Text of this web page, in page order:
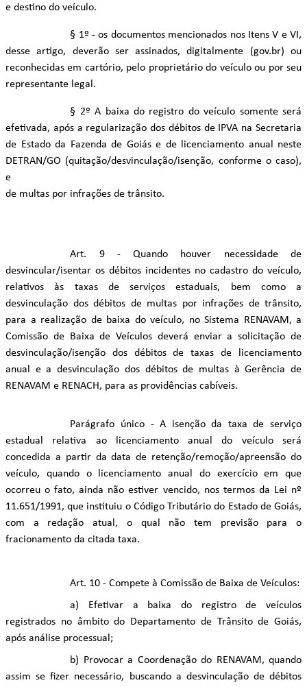
e destino do veículo.
§ 1º - os documentos mencionados nos Itens V e VI,
desse artigo, deverão ser assinados, digitalmente (gov.br) ou
reconhecidas em cartório, pelo proprietário do veículo ou por seu
representante legal.
§ 2º A baixa do registro do veículo somente será
efetivada, após a regularização dos débitos de IPVA na Secretaria
de Estado da Fazenda de Goiás e de licenciamento anual neste
DETRAN/GO (quitação/desvinculação/isenção, conforme o caso),
e
de multas por infrações de trânsito.
Art. 9 - Quando houver necessidade de
desvincular/isentar os débitos incidentes no cadastro do veículo,
relativos às taxas de serviços estaduais, bem como a
desvinculação dos débitos de multas por infrações de trânsito,
para a realização de baixa do veículo, no Sistema RENAVAM, a
Comissão de Baixa de Veículos deverá enviar a solicitação de
desvinculação/isenção dos débitos de taxas de licenciamento
anual e a desvinculação dos débitos de multas à Gerência de
RENAVAM e RENACH, para as providências cabíveis.
Parágrafo único - A isenção da taxa de serviço
estadual relativa ao licenciamento anual do veículo será
concedida a partir da data de retenção/remoção/apreensão do
veículo, quando o licenciamento anual do exercício em que
ocorreu o fato, ainda não estiver vencido, nos termos da Lei nº
11.651/1991, que instituiu o Código Tributário do Estado de Goiás,
com a redação atual, o qual não tem previsão para o
fracionamento da citada taxa.
Art. 10 - Compete à Comissão de Baixa de Veículos:
a) Efetivar a baixa do registro de veículos
registrados no âmbito do Departamento de Trânsito de Goiás,
após análise processual;
b) Provocar a Coordenação do RENAVAM, quando
assim se fizer necessário, buscando a desvinculação de débitos